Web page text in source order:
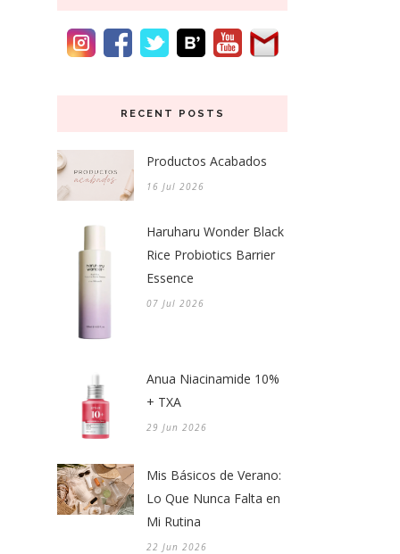
RECENT POSTS
Productos Acabados
16 Jul 2026
Haruharu Wonder Black
Rice Probiotics Barrier
Essence
07 Jul 2026
Anua Niacinamide 10%
+ TXA
29 Jun 2026
Mis Básicos de Verano:
Lo Que Nunca Falta en
Mi Rutina
22 Jun 2026